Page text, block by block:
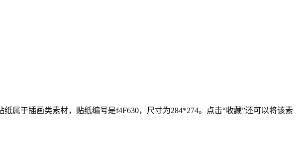
属于插画类素材，贴纸编号是f4F630，尺寸为284*274。点击“收藏”还可以将该素